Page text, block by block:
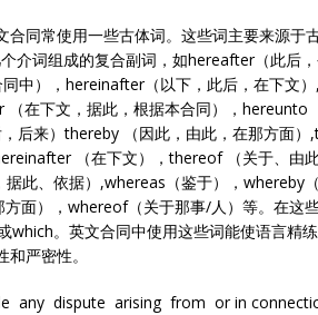
同常使用一些古体词。这些词主要来源于
介词组成的复合副词，如hereafter（此后
中），hereinafter（以下，此后，在下文
在下文，据此，根据本合同），hereunto
后来）thereby （因此，由此，在那方面
（在下文），thereof （关于、由
此、依据）,whereas（鉴于），whereby
面），whereof（关于那事/人）等。在这
。英文合同中使用这些词能使语言精
严密性。
any dispute arising from or in